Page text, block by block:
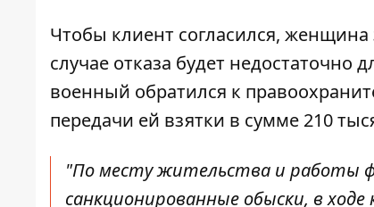
Чтобы клиент согласился,
случае отказа будет недостаточно
военный обратился к
передачи ей взятки в сумме 210
"По месту жительства и работы
санкционированные обыски, в